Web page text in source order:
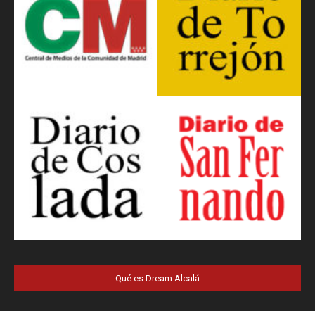
Qué es Dream Alcalá